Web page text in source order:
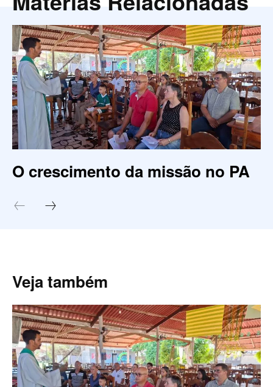
O crescimento da missão no PA
Veja também